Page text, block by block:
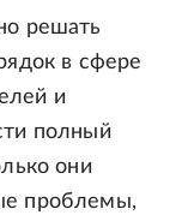
решать
в сфере
и
полный
они
проблемы,